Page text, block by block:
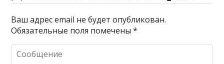
Ваш адрес email не будет опубликован.
Обязательные поля помечены*